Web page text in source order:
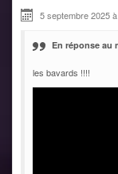
5 septembre 2025
En réponse au
les bavards !!!!